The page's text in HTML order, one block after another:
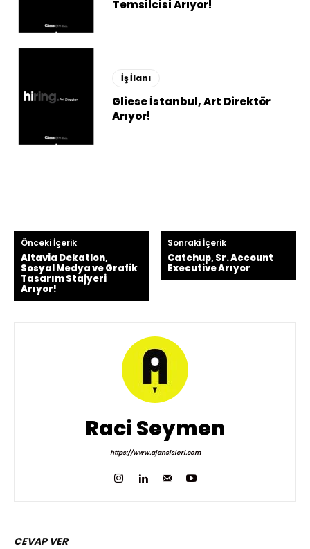
Temsilcisi Arıyor!
İş İlanı
Gliese İstanbul, Art Direktör
Arıyor!
Önceki İçerik
Altavia Dekatlon,
Sosyal Medya ve Grafik
Tasarım Stajyeri
Arıyor!
Sonraki İçerik
Catchup, Sr. Account
Executive Arıyor
Raci Seymen
https://www.ajansisleri.com
CEVAP VER